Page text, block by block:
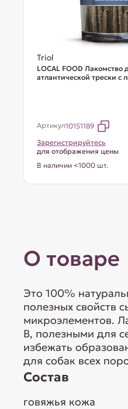
Triol
LOCAL FOOD Лакомство
атлантической трески с
Артикул10151189
Зарегистрируйтесь
для отображения цены
В наличии <1000 шт.
О товаре
Это 100%
полезных свойств
микроэлементов.
В, полезными для
избежать
для собак всех
Состав
говяжья кожа